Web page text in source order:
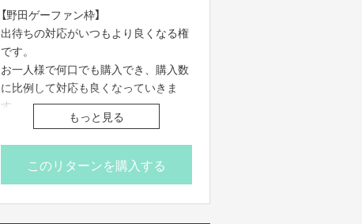
【野田ゲーファン枠】
出待ちの対応がいつもより良くなる権
です。
お一人様で何口でも購入でき、購入数
に比例して対応も良くなっていきま
す。
大量に購入いただいた方は、神として
崇めさせていただきます。
もっと見る
このリターンを購入する